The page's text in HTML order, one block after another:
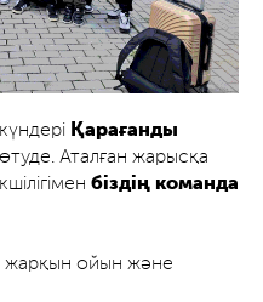
күндері Қарағанды
Аталған жарысқа
біздің команда
жарқын ойын және